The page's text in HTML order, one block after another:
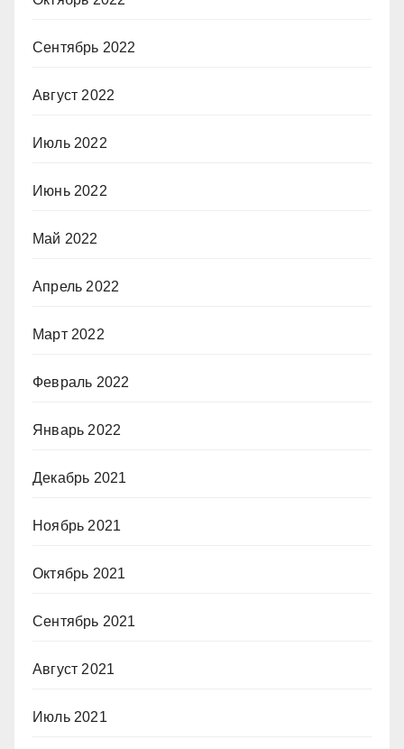
Сентябрь 2022
Август 2022
Июль 2022
Июнь 2022
Май 2022
Апрель 2022
Март 2022
Февраль 2022
Январь 2022
Декабрь 2021
Ноябрь 2021
Октябрь 2021
Сентябрь 2021
Август 2021
Июль 2021